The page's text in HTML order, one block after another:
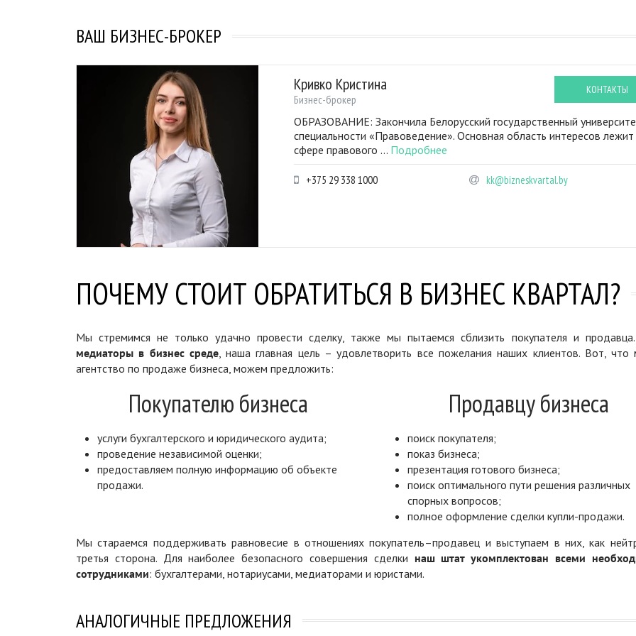
ВАШ БИЗНЕС-БРОКЕР
Кривко Кристина
Бизнес-брокер
КОНТАКТЫ
ОБРАЗОВАНИЕ: Закончила Белорусский государственный
специальности «Правоведение». Основная область интересов лежит
сфере правового ... Подробнее
+375 29 338 1000 kk@bizneskvartal.by
ПОЧЕМУ СТОИТ ОБРАТИТЬСЯ В БИЗНЕС КВАРТАЛ?
Мы стремимся не только удачно провести сделку, также мы пытаемся сблизить покупателя и продавца.
медиаторы в бизнес среде, наша главная цель – удовлетворить все пожелания наших клиентов. Вот, что
агентство по продаже бизнеса, можем предложить:
Покупателю бизнеса
услуги бухгалтерского и юридического аудита;
проведение независимой оценки;
предоставляем полную информацию об объекте
продажи.
Продавцу бизнеса
поиск покупателя;
показ бизнеса;
презентация готового бизнеса;
поиск оптимального пути решения различных
спорных вопросов;
полное оформление сделки купли-продажи.
Мы стараемся поддерживать равновесие в отношениях покупатель–продавец и выступаем в них, как
третья сторона. Для наиболее безопасного совершения сделки наш штат укомплектован всеми
сотрудниками: бухгалтерами, нотариусами, медиаторами и юристами.
АНАЛОГИЧНЫЕ ПРЕДЛОЖЕНИЯ